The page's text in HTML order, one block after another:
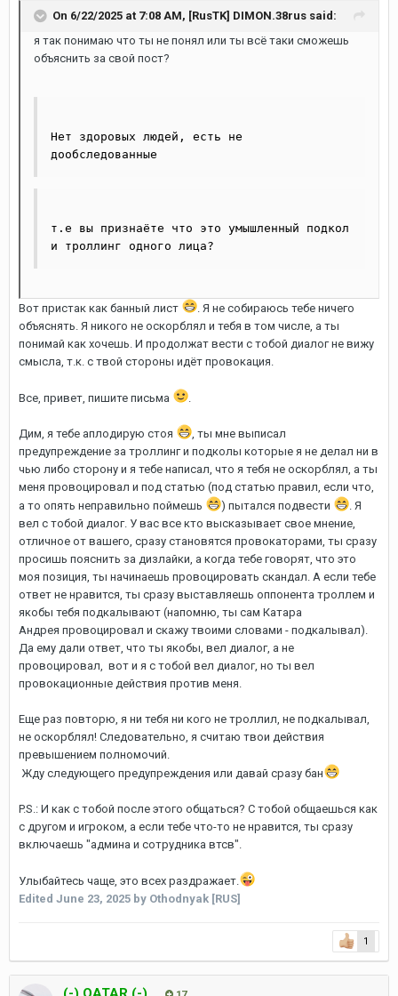
On 6/22/2025 at 7:08 AM, [RusTK] DIMON.38rus said:
я так понимаю что ты не понял или ты всё таки сможешь
объяснить за свой пост?
Нет здоровых людей, есть не
дообследованные
т.е вы признаёте что это умышленный подкол
и троллинг одного лица?
Вот пристак как банный лист
. Я не собираюсь тебе ничего
объяснять. Я никого не оскорблял и тебя в том числе, а ты
понимай как хочешь. И продолжат вести с тобой диалог не вижу
смысла, т.к. с твой стороны идёт провокация.
Все, привет, пишите письма
Дим, я тебе аплодирую стоя
, ты мне выписал
предупреждение за троллинг и подколы которые я не делал ни в
чью либо сторону и я тебе написал, что я тебя не оскорблял, а ты
меня провоцировал и под статью (под статью правил, если что,
а то опять неправильно поймешь
) пытался подвести
. Я
вел с тобой диалог. У вас все кто высказывает свое мнение,
отличное от вашего, сразу становятся провокаторами, ты сразу
просишь пояснить за дизлайки, а когда тебе говорят, что это
моя позиция, ты начинаешь провоцировать скандал. А если тебе
ответ не нравится, ты сразу выставляешь оппонента троллем и
якобы тебя подкалывают (напомню, ты сам Катара
Андрея провоцировал и скажу твоими словами - подкалывал).
Да ему дали ответ, что ты якобы, вел диалог, а не
провоцировал, вот и я с тобой вел диалог, но ты вел
провокационные действия против меня.
Еще раз повторю, я ни тебя ни кого не троллил, не подкалывал,
не оскорблял! Следовательно, я считаю твои действия
превышением полномочий.
Жду следующего предупреждения или давай сразу бан
P.S.: И как с тобой после этого общаться? С тобой общаешься как
с другом и игроком, а если тебе что-то не нравится, ты сразу
включаешь "админа и сотрудника втсв".
Улыбайтесь чаще, это всех раздражает.
Edited June 23, 2025 by Othodnyak [RUS]
1